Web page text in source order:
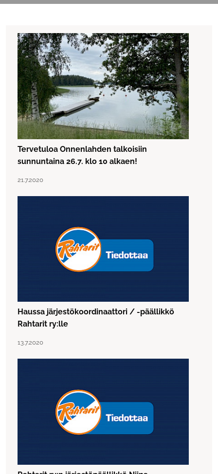
Tervetuloa Onnenlahden talkoisiin
sunnuntaina 26.7. klo 10 alkaen!
21.7.2020
Haussa järjestökoordinaattori / -päällikkö
Rahtarit ry:lle
13.7.2020